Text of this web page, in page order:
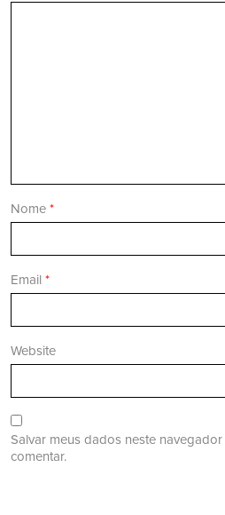
Nome *
Email *
Website
Salvar meus dados neste
comentar.